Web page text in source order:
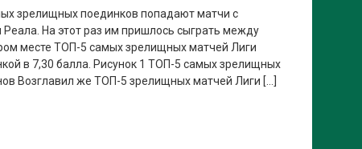
зрелищных поединков попадают матчи с
На этот раз им пришлось сыграть между
месте ТОП-5 самых зрелищных матчей Лиги
в 7,30 балла. Рисунок 1 ТОП-5 самых зрелищных
Возглавил же ТОП-5 зрелищных матчей Лиги […]